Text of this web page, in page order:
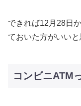
できれば12月28日
ておいた方がいいと
コンビニATM